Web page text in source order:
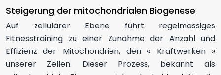
Steigerung der mitochondrialen Biogenese
Auf zellulärer Ebene führt regelmässiges
Fitnesstraining zu einer Zunahme der Anzahl und
Effizienz der Mitochondrien, den « Kraftwerken »
unserer Zellen. Dieser Prozess, bekannt als